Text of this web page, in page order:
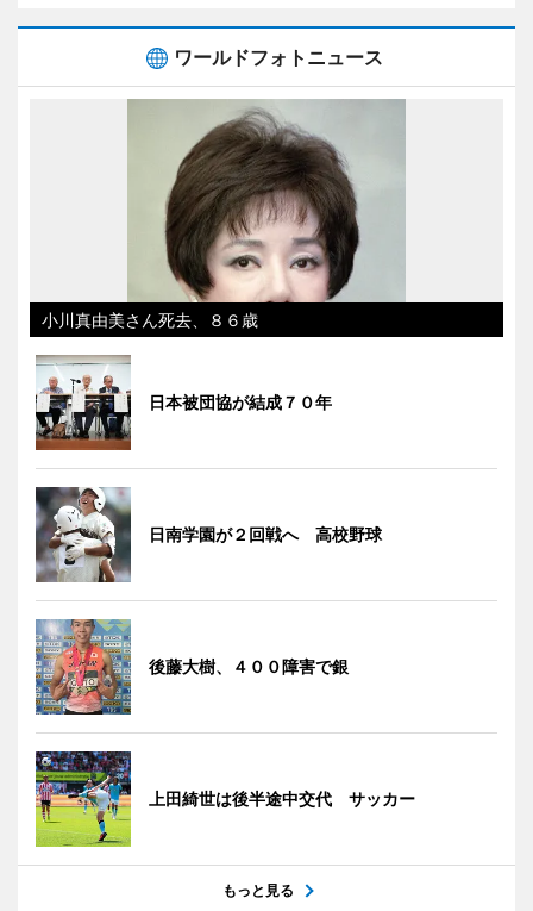
ワールドフォトニュース
小川真由美さん死去、８６歳
日本被団協が結成７０年
日南学園が２回戦へ 高校野球
後藤大樹、４００障害で銀
上田綺世は後半途中交代 サッカー
もっと見る